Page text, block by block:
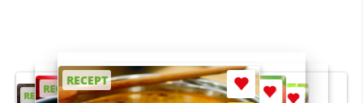
RECEPT
RECEPT
RECEPT
RECEPT
RECEPT